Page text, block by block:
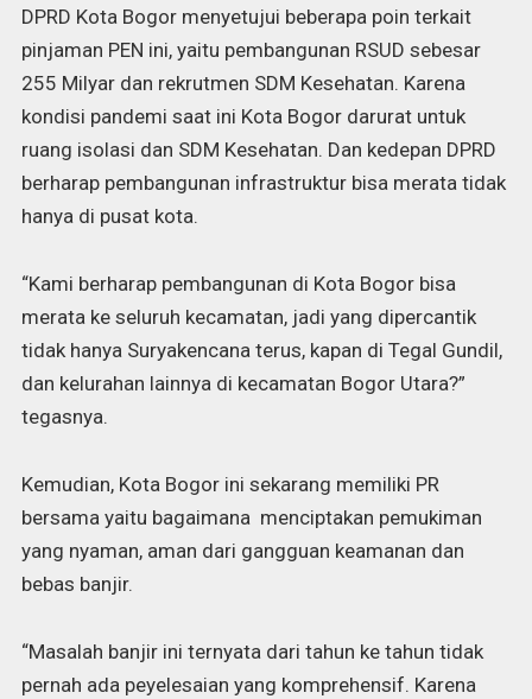
DPRD Kota Bogor menyetujui beberapa poin terkait
pinjaman PEN ini, yaitu pembangunan RSUD sebesar
255 Milyar dan rekrutmen SDM Kesehatan. Karena
kondisi pandemi saat ini Kota Bogor darurat untuk
ruang isolasi dan SDM Kesehatan. Dan kedepan DPRD
berharap pembangunan infrastruktur bisa merata tidak
hanya di pusat kota.
“Kami berharap pembangunan di Kota Bogor bisa
merata ke seluruh kecamatan, jadi yang dipercantik
tidak hanya Suryakencana terus, kapan di Tegal Gundil,
dan kelurahan lainnya di kecamatan Bogor Utara?”
tegasnya.
Kemudian, Kota Bogor ini sekarang memiliki PR
bersama yaitu bagaimana menciptakan pemukiman
yang nyaman, aman dari gangguan keamanan dan
bebas banjir.
“Masalah banjir ini ternyata dari tahun ke tahun tidak
pernah ada peyelesaian yang komprehensif. Karena